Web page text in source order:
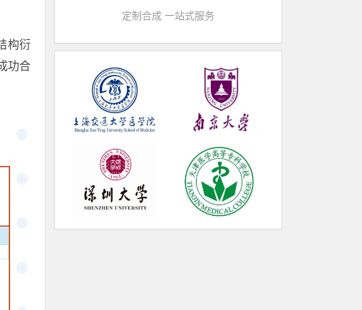
构衍
功合
定制合成 一站式服务